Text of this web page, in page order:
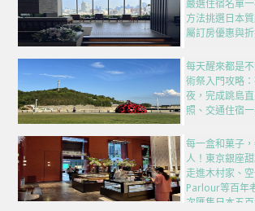
嚴選住宿名單
方法挑選日本
屬訂房優惠與
每天醒來都是
術祭入門攻略
夜，完成跳島
照、交通住宿
每一盒和菓子
人！東京銀座
走進木村家、
Parlour等百年
次匯集日本五